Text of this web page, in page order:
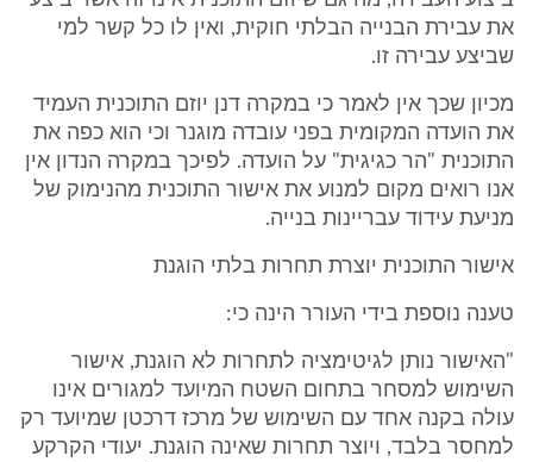
את עבירת הבנייה הבלתי חוקית, ואין לו כל קשר למי
שביצע עבירה זו.
מכיון שכך אין לאמר כי במקרה דנן יוזם התוכנית העמיד
את הועדה המקומית בפני עובדה מוגנר וכי הוא כפה את
התוכנית "הר כגיגית" על הועדה. לפיכך במקרה הנדון אין
אנו רואים מקום למנוע את אישור התוכנית מהנימוק של
מניעת עידוד עבריינות בנייה.
אישור התוכנית יוצרת תחרות בלתי הוגנת
טענה נוספת בידי העורר הינה כי:
"האישור נותן לגיטימציה לתחרות לא הוגנת, אישור
השימוש למסחר בתחום השטח המיועד למגורים אינו
עולה בקנה אחד עם השימוש של מרכז דרכטן שמיועד רק
למחסר בלבד, ויוצר תחרות שאינה הוגנת. יעודי הקרקע